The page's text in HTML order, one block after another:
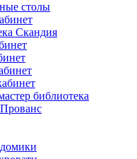
столы
Скандия
библиотека